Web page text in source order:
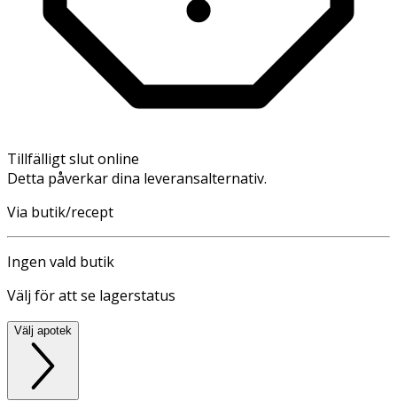
Tillfälligt slut online
Detta påverkar dina leveransalternativ.
Via butik/recept
Ingen vald butik
Välj för att se lagerstatus
Välj apotek